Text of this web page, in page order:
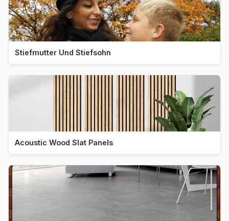
Stiefmutter Und Stiefsohn
Acoustic Wood Slat Panels